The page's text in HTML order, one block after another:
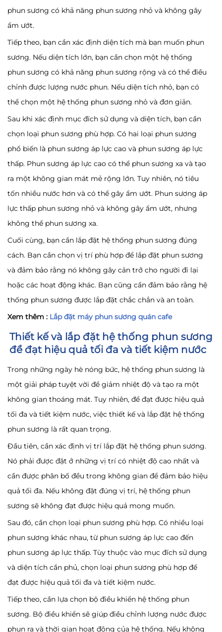
phun sương có khả năng phun sương nhỏ và không gây
ẩm ướt.
Tiếp theo, bạn cần xác định diện tích mà bạn muốn phun
sương. Nếu diện tích lớn, bạn cần chọn một hệ thống
phun sương có khả năng phun sương rộng và có thể điều
chỉnh được lượng nước phun. Nếu diện tích nhỏ, bạn có
thể chọn một hệ thống phun sương nhỏ và đơn giản.
Sau khi xác định mục đích sử dụng và diện tích, bạn cần
chọn loại phun sương phù hợp. Có hai loại phun sương
phổ biến là phun sương áp lực cao và phun sương áp lực
thấp. Phun sương áp lực cao có thể phun sương xa và tạo
ra một không gian mát mẻ rộng lớn. Tuy nhiên, nó tiêu
tốn nhiều nước hơn và có thể gây ẩm ướt. Phun sương áp
lực thấp phun sương nhỏ và không gây ẩm ướt, nhưng
không thể phun sương xa.
Cuối cùng, bạn cần lắp đặt hệ thống phun sương đúng
cách. Bạn cần chọn vị trí phù hợp để lắp đặt phun sương
và đảm bảo rằng nó không gây cản trở cho người đi lại
hoặc các hoạt động khác. Bạn cũng cần đảm bảo rằng hệ
thống phun sương được lắp đặt chắc chắn và an toàn.
Xem thêm : Lắp đặt máy phun sương quán cafe
Thiết kế và lắp đặt hệ thống phun sương
để đạt hiệu quả tối đa và tiết kiệm nước
Trong những ngày hè nóng bức, hệ thống phun sương là
một giải pháp tuyệt vời để giảm nhiệt độ và tạo ra một
không gian thoáng mát. Tuy nhiên, để đạt được hiệu quả
tối đa và tiết kiệm nước, việc thiết kế và lắp đặt hệ thống
phun sương là rất quan trọng.
Đầu tiên, cần xác định vị trí lắp đặt hệ thống phun sương.
Nó phải được đặt ở những vị trí có nhiệt độ cao nhất và
cần được phân bố đều trong không gian để đảm bảo hiệu
quả tối đa. Nếu không đặt đúng vị trí, hệ thống phun
sương sẽ không đạt được hiệu quả mong muốn.
Sau đó, cần chọn loại phun sương phù hợp. Có nhiều loại
phun sương khác nhau, từ phun sương áp lực cao đến
phun sương áp lực thấp. Tùy thuộc vào mục đích sử dụng
và diện tích cần phủ, chọn loại phun sương phù hợp để
đạt được hiệu quả tối đa và tiết kiệm nước.
Tiếp theo, cần lựa chọn bộ điều khiển hệ thống phun
sương. Bộ điều khiển sẽ giúp điều chỉnh lượng nước được
phun ra và thời gian hoạt động của hệ thống. Nếu không